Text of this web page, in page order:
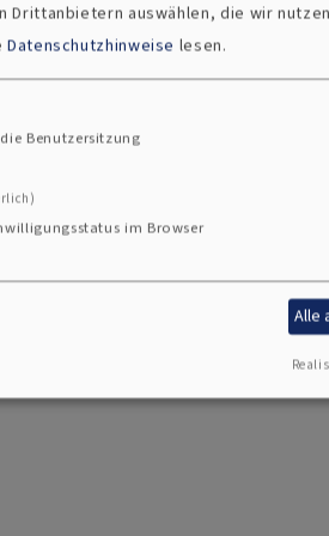
die das reiche
aus historischer
erfahrbar macht.
Drittanbietern auswählen, die wir
Datenschutzhinweise lesen.
Benutzersitzung
im Browser
Alle